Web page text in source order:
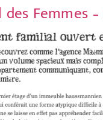
Femmes –